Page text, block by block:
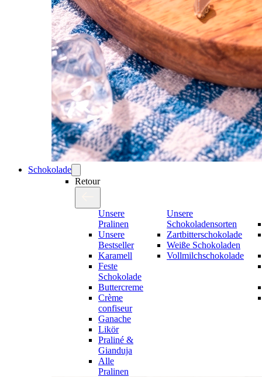
Schokolade
Retour
Unsere
Pralinen
Unsere
Bestseller
Karamell
Feste
Schokolade
Buttercreme
Crème
confiseur
Ganache
Likör
Praliné &
Gianduja
Alle
Pralinen
Unsere
Schokoladensorten
Zartbitterschokolade
Weiße Schokoladen
Vollmilchschokolade